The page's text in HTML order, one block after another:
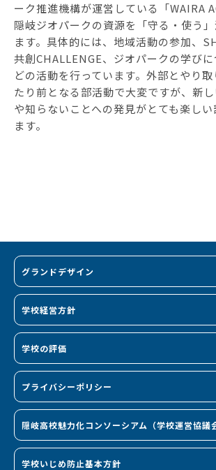
ーク推進機構が運営している「WAIRA
隠岐ジオパークの資源を「守る・使う
ます。具体的には、地域活動の参加、
共創CHALLENGE、ジオパークの学び
どの活動を行っています。外部とやり
たり前となる部活動で大変ですが、新
や知らないことへの発見がとても楽し
ます。
グランドデザイン
学校経営方針
学校の評価
プライバシーポリシー
隠岐高校魅力化コンソーシアム（学校運営協議
学校いじめ防止基本方針